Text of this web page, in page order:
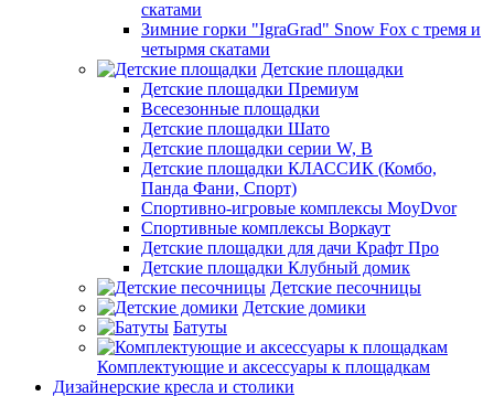
скатами
Зимние горки "IgraGrad" Snow Fox с тремя и
четырмя скатами
Детские площадки
Детские площадки Премиум
Всесезонные площадки
Детские площадки Шато
Детские площадки серии W, В
Детские площадки КЛАССИК (Комбо,
Панда Фани, Спорт)
Спортивно-игровые комплексы MoyDvor
Спортивные комплексы Воркаут
Детские площадки для дачи Крафт Про
Детские площадки Клубный домик
Детские песочницы
Детские домики
Батуты
Комплектующие и аксессуары к площадкам
Дизайнерские кресла и столики